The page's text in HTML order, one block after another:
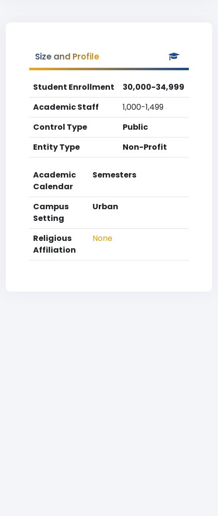
Size and Profile
Student Enrollment
30,000-34,999
Academic Staff
1,000-1,499
Control Type
Public
Entity Type
Non-Profit
Academic
Calendar
Semesters
Campus
Setting
Urban
Religious
Affiliation
None